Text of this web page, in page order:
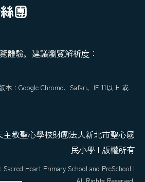
團
體驗，建議瀏覽解析度：
：Google Chrome、Safari、IE 11以上 或
教聖心學校財團法人新北市聖心國
民小學 | 版權所有
Heart Primary School and PreSchool |